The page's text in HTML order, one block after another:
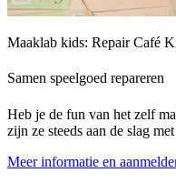
Maaklab kids: Repair Café
Samen speelgoed repareren
Heb je de fun van het zelf
zijn ze steeds aan de slag
Meer informatie en